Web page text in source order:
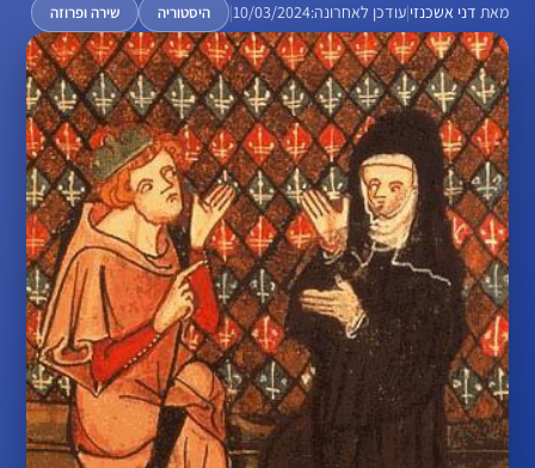
מאת דני אשכנזי|עודכן לאחרונה:10/03/2024
| היסטוריה שירה ופרוזה